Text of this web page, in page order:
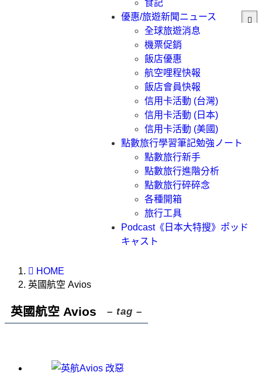
食記
優惠/旅遊新聞ニュース
全球旅遊消息
機票促銷
飯店優惠
航空哩程快報
飯店會員快報
信用卡活動 (台灣)
信用卡活動 (日本)
信用卡活動 (美國)
點數旅行學習筆記勉強ノート
點數旅行新手
點數旅行進階分析
點數旅行碎碎念
各種開箱
旅行工具
Podcast《日本大特搜》 ポッド
キャスト
HOME
英國航空 Avios
英國航空 Avios – tag –